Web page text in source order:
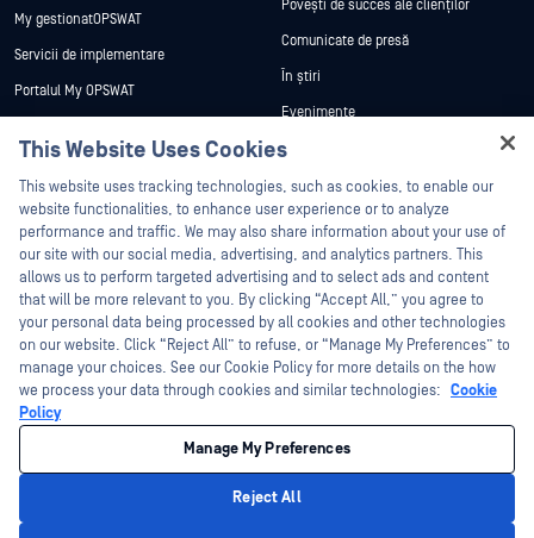
My gestionatOPSWAT
Servicii de implementare
Portalul My OPSWAT
Formare
vulnerabilităților
Parteneri
Certificare
Parteneri tehnologici
Program de parteneriat de canal
Povești de succes ale clienților
Comunicate de presă
În știri
Evenimente
Webinare
Fișe de date
Cărți albe
Instrumente gratuite
©2026 OPSWAT . Toate drepturile rezervate. OPSWAT, MetaDefender, Metascan,
MetaAccess, OPSWAT , Trust no File. Trust No Device., OPSWAT , Protecting the
World's Critical Infrastructure, Deep CDR™ Technology, InQuest, logo-ul InQuest,
DFI, RetroHunt, Deep File Inspection și Join the Hunt sunt mărci comerciale ale
OPSWAT . Mărcile comerciale ale terților sunt proprietatea deținătorilor respectivi.
Politica de confidențialitate
Opțiunile dvs. de confidențialitate din California
This Website Uses Cookies
This website uses tracking technologies, such as cookies, to enable our
website functionalities, to enhance user experience or to analyze
performance and traffic. We may also share information about your use of
our site with our social media, advertising, and analytics partners. This
allows us to perform targeted advertising and to select ads and content
that will be more relevant to you. By clicking “Accept All,” you agree to
your personal data being processed by all cookies and other technologies
on our website. Click “Reject All” to refuse, or “Manage My Preferences” to
manage your choices. See our Cookie Policy for more details on the how
we process your data through cookies and similar technologies: Cookie
Policy
Manage My Preferences
Reject All
Hey there!
I'm Ozzy, your OPSWAT virtual assistant.
How can I help you secure what's critical
today?